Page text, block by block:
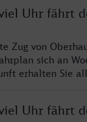
Uhr fährt
Zug von
sich an
erhalten Sie
Uhr fährt